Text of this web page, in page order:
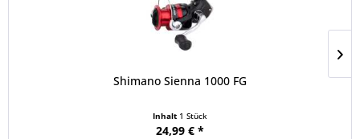
Shimano Sienna 1000 FG
Inhalt 1 Stück
24,99 € *